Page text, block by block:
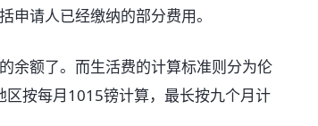
申请人已经缴纳的部分费用。
余额了。而生活费的计算标准则分为伦
按每月1015镑计算，最长按九个月计